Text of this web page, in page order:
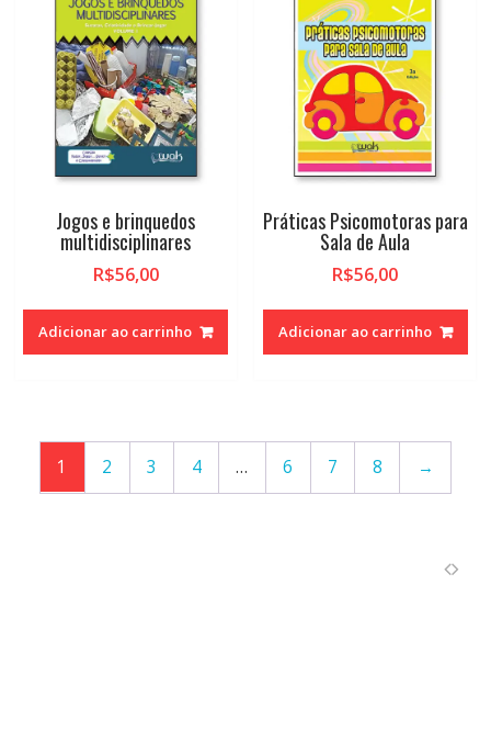
Jogos e brinquedos
multidisciplinares
R$56,00
Adicionar ao carrinho
Práticas Psicomotoras para
Sala de Aula
R$56,00
Adicionar ao carrinho
1 2 3 4 … 6 7 8 →